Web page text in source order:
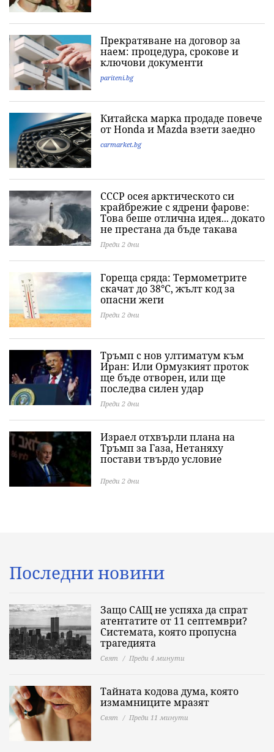
Прекратяване на договор за
наем: процедура, срокове и
ключови документи
pariteni.bg
Китайска марка продаде повече
от Honda и Mazda взети заедно
carmarket.bg
СССР осея арктическото си
крайбрежие с ядрени фарове:
Това беше отлична идея... докато
не престана да бъде такава
Преди 2 дни
Гореща сряда: Термометрите
скачат до 38°C, жълт код за
опасни жеги
Преди 2 дни
Тръмп с нов ултиматум към
Иран: Или Ормузкият проток
ще бъде отворен, или ще
последва силен удар
Преди 2 дни
Израел отхвърли плана на
Тръмп за Газа, Нетаняху
постави твърдо условие
Преди 2 дни
Последни новини
Защо САЩ не успяха да спрат
атентатите от 11 септември?
Системата, която пропусна
трагедията
Свят Преди 4 минути
Тайната кодова дума, която
измамниците мразят
Свят Преди 11 минути